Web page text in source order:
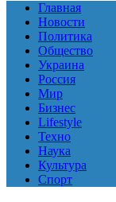
Главная
Новости
Политика
Общество
Украина
Россия
Мир
Бизнес
Lifestyle
Техно
Наука
Культура
Спорт